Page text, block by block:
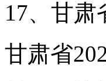
17、甘肃
甘肃省